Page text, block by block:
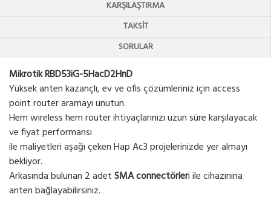
KARŞILAŞTIRMA
TAKSIT
SORULAR
Mikrotik RBD53iG-5HacD2HnD
Yüksek anten kazançlı, ev ve ofis çözümleriniz için access
point router aramayı unutun.
Hem wireless hem router ihtiyaçlarınızı uzun süre karşılayacak
ve fiyat performansı
ile maliyetleri aşağı çeken Hap Ac3 projelerinizde yer almayı
bekliyor.
Arkasında bulunan 2 adetSMA connectörleri ile cihazınına
anten bağlayabilirsiniz.